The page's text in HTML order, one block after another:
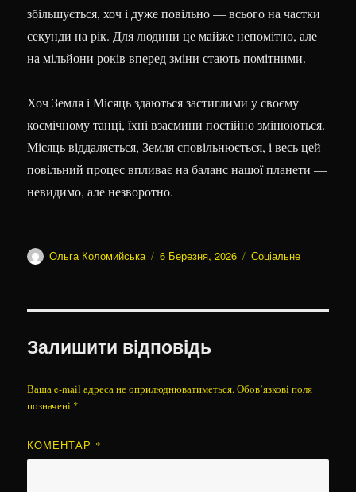
збільшується, хоч і дуже повільно — всього на частки
секунди на рік. Для людини це майже непомітно, але
на мільйони років вперед зміни стають помітними.
Хоч Земля і Місяць здаються застиглими у своєму
космічному танці, їхні взаємини постійно змінюються.
Місяць віддаляється, Земля сповільнюється, і весь цей
повільний процес впливає на баланс нашої планети —
невидимо, але незворотно.
Автор
Ольга Коломийська Оприлюднено
6 Березня, 2026 Категорії
Соціальне
Залишити відповідь
Ваша e-mail адреса не оприлюднюватиметься.Обов’язкові поля
позначені *
КОМЕНТАР *